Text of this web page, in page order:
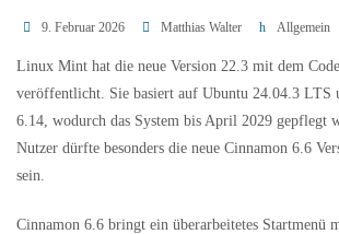
9. Februar 2026 Matthias Walter Allgemein
Linux Mint hat die neue Version 22.3 mit dem
veröffentlicht. Sie basiert auf Ubuntu 24.04.3 LTS
6.14, wodurch das System bis April 2029 gepflegt
Nutzer dürfte besonders die neue Cinnamon 6.6
sein.
Cinnamon 6.6 bringt ein überarbeitetes Startmenü